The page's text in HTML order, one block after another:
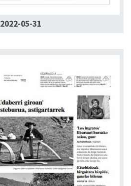
2022-05-31